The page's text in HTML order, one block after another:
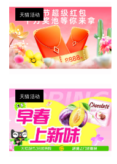
天猫活动
天猫活动